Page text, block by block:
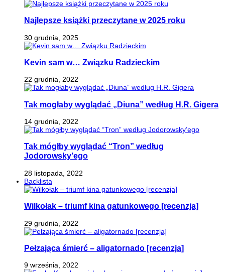
Najlepsze książki przeczytane w 2025 roku
30 grudnia, 2025
Kevin sam w… Związku Radzieckim
22 grudnia, 2022
Tak mogłaby wyglądać „Diuna” według H.R. Gigera
14 grudnia, 2022
Tak mógłby wyglądać “Tron” według
Jodorowsky’ego
28 listopada, 2022
Backlista
Wilkołak – triumf kina gatunkowego [recenzja]
29 grudnia, 2022
Pełzająca śmierć – aligatornado [recenzja]
9 września, 2022